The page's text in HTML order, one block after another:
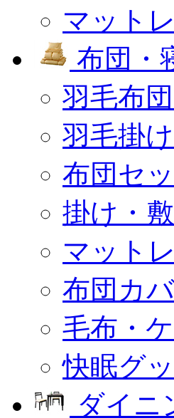
マット
布団・
羽毛布
羽毛掛
布団セ
掛け・
マット
布団カ
毛布・
快眠グ
ダイニ